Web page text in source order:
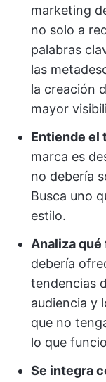
marketing
no solo a
palabras
las
la creación
mayor
Entiende el
marca es
no debería
Busca uno
estilo.
Analiza
debería
tendencias
audiencia y
que no
lo que
Se integra